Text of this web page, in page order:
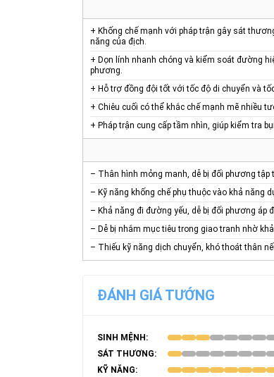
+ Khống chế mạnh với pháp trận gây sát
năng của địch.
+ Dọn lính nhanh chóng và kiểm soát đường
phương.
+ Hỗ trợ đồng đội tốt với tốc độ di chuyển và
+ Chiêu cuối có thể khắc chế mạnh mẽ nhiều
+ Pháp trận cung cấp tầm nhìn, giúp kiểm tra
– Thân hình mỏng manh, dễ bị đối phương tập
– Kỹ năng khống chế phụ thuộc vào khả năng
– Khả năng đi đường yếu, dễ bị đối phương áp
– Dễ bị nhắm mục tiêu trong giao tranh nhờ
– Thiếu kỹ năng dịch chuyển, khó thoát thân
ĐÁNH GIÁ TƯỚNG
SINH MỆNH:
SÁT THƯƠNG:
KỸ NĂNG: